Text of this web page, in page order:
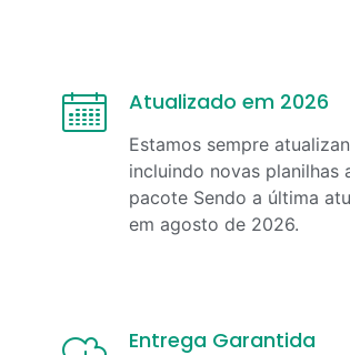
Atualizado em 2026
Estamos sempre
incluindo novas planilhas
pacote Sendo a última
em agosto de 2026.
Entrega Garantida